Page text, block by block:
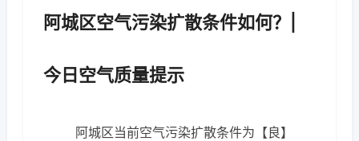
阿城区空气污染扩散条件如何？|
今日空气质量提示
阿城区当前空气污染扩散条件为【良】